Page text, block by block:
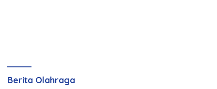
Berita Olahraga